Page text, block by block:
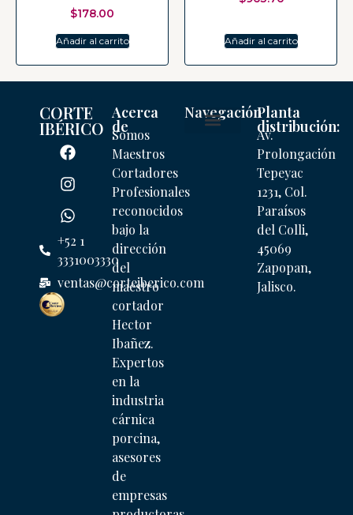
$178.00
Añadir al carrito Añadir al carrito
CORTE
IBÉRICO
+52 1
3331003330
ventas@corteiberico.com
Acerca
de
Somos
Maestros
Cortadores
Profesionales
reconocidos
bajo la
dirección
del
maestro
cortador
Hector
Ibañez.
Expertos
en la
industria
cárnica
porcina,
asesores
de
empresas
NavegaciónPlanta
distribución:
Av.
Prolongación
Tepeyac
1231, Col.
Paraísos
del Colli,
45069
Zapopan,
Jalisco.